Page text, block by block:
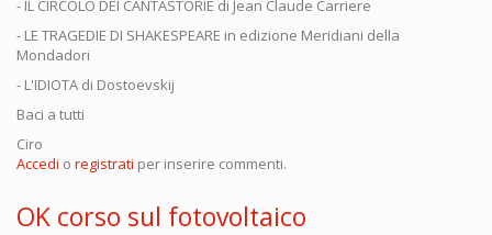
- IL CIRCOLO DEI CANTASTORIE di Jean Claude Carriere
- LE TRAGEDIE DI SHAKESPEARE in edizione Meridiani della
Mondadori
- L'IDIOTA di Dostoevskij
Baci a tutti
Ciro
Accedi o registrati per inserire commenti.
OK corso sul fotovoltaico